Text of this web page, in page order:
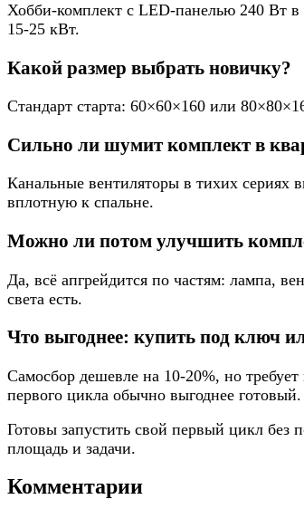
Хобби-комплект с LED-панелью 240 Вт в
15-25 кВт.
Какой размер выбрать новичку?
Стандарт старта: 60×60×160 или
Сильно ли шумит комплект в
Канальные вентиляторы в тихих
вплотную к спальне.
Можно ли потом улучшить
Да, всё апгрейдится по частям: лампа,
света есть.
Что выгоднее: купить под ключ
Самосбор дешевле на 10-20%, но
первого цикла обычно выгоднее готовый.
Готовы запустить свой первый цикл
площадь и задачи.
Комментарии